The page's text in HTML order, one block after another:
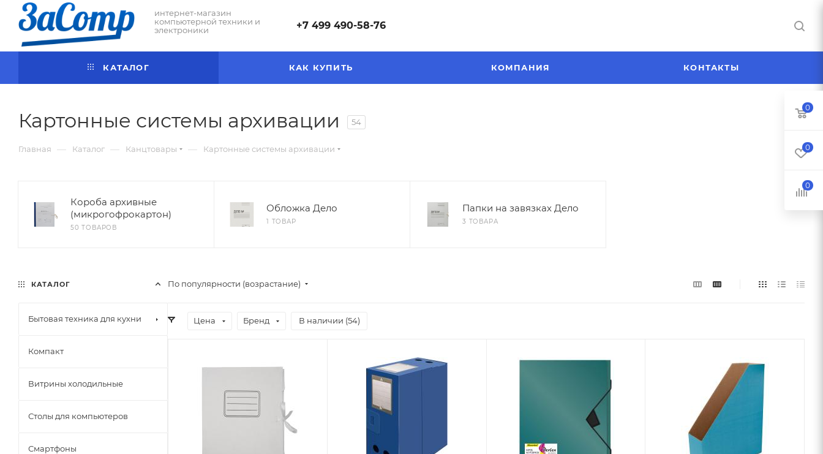
интернет-магазин
компьютерной техники и
электроники
+7 499 490-58-76
КАТАЛОГ КАК КУПИТЬ КОМПАНИЯ КОНТАКТЫ
Картонные системы архивации 54
Главная — Каталог — Канцтовары — Картонные системы архивации
Короба архивные
(микрогофрокартон)
50 ТОВАРОВ
Обложка Дело
1 ТОВАР
Папки на завязках Дело
3 ТОВАРА
По популярности (возрастание)
Цена Бренд В наличии (54)
КАТАЛОГ
Бытовая техника для кухни
Компакт
Витрины холодильные
Столы для компьютеров
Смартфоны
0
0
0